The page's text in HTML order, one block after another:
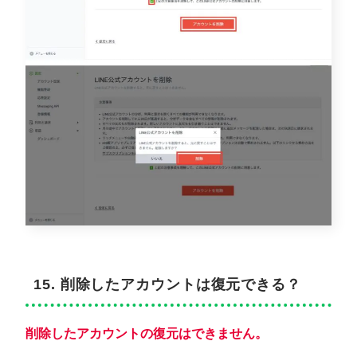
15. 削除したアカウントは復元できる？
削除したアカウントの復元はできません。